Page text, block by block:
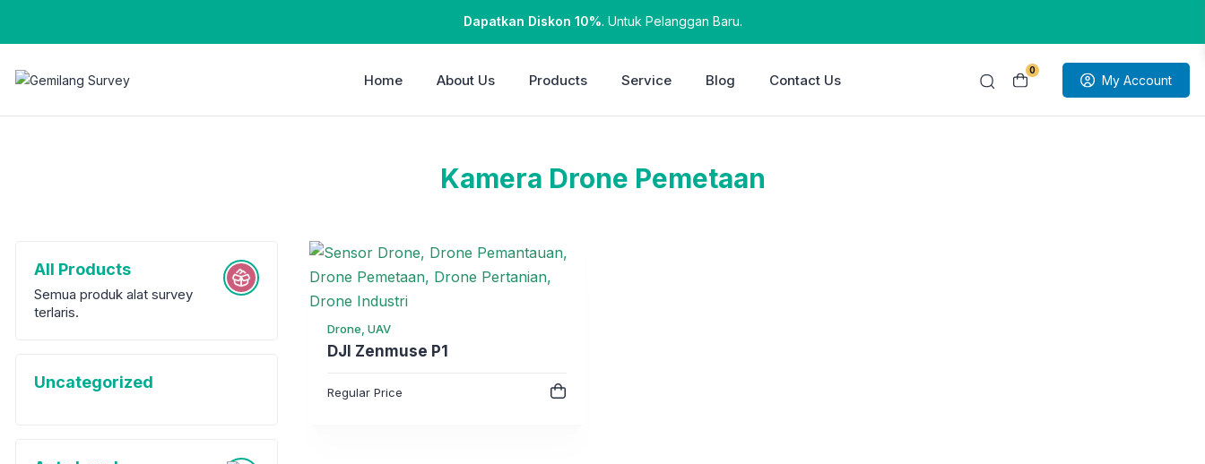
Dapatkan Diskon 10%. Untuk Pelanggan Baru.
0
My Account
Home About Us Products Service Blog Contact Us
Kamera Drone Pemetaan
All Products
Semua produk alat survey
terlaris.
Uncategorized
Drone, UAV
DJI Zenmuse P1
Regular Price